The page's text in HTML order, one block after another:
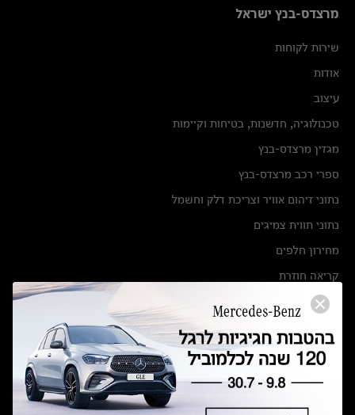
מרצדס-בנץ ישראל
שירות לקוחות
אודות
עיצוב
טכנולוגיה, חדשנות, בטיחות וקיימות
מגזין מרצדס-בנץ
ספרי רכב מרצדס-בנץ
נתוני זיהום אוויר וצריכת דלק וחשמל
נתוני תווית צמיגים
מחירון חלפים
קריאה חוזרת
הודעה על הטבות לרכבי מרצדס בהסדר פשרה בתצ 56447-02-19
תקנון ימי מכירות 120 לכלמוביל